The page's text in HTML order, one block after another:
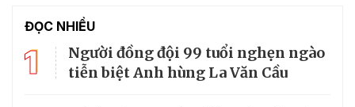
ĐỌC NHIỀU
1
Người đồng đội 99 tuổi nghẹn ngào
tiễn biệt Anh hùng La Văn Cầu